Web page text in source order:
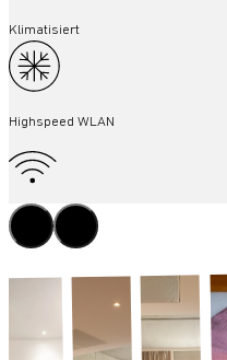
Klimatisiert
Highspeed WLAN